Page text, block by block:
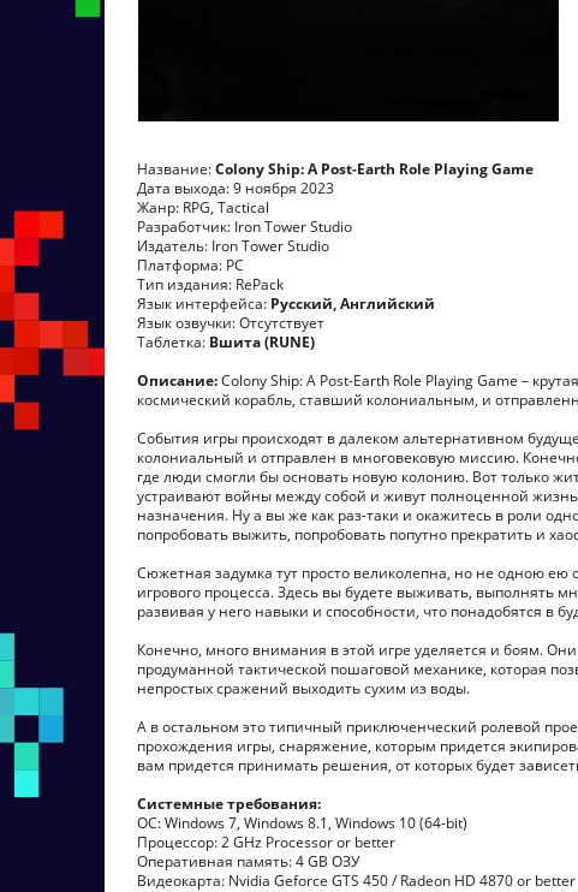
Название:Colony Ship: A Post-Earth Role Playing Game
Дата выхода: 9 ноября 2023
Жанр: RPG, Tactical
Разработчик: Iron Tower Studio
Издатель: Iron Tower Studio
Платформа: PC
Тип издания: RePack
Язык интерфейса: Русский, Английский
Язык озвучки: Отсутствует
Таблетка: Вшита (RUNE)
Описание:Colony Ship: A Post-Earth Role Playing Game –
космический корабль, ставший колониальным, и
События игры происходят в далеком альтернативном
колониальный и отправлен в многовековую миссию.
где люди смогли бы основать новую колонию. Вот только
устраивают войны между собой и живут полноценной
назначения. Ну а вы же как раз-таки и окажитесь в роли
попробовать выжить, попробовать попутно прекратить и
Сюжетная задумка тут просто великолепна, но не одною ею
игрового процесса. Здесь вы будете выживать, выполнять
развивая у него навыки и способности, что понадобятся в
Конечно, много внимания в этой игре уделяется и боям.
продуманной тактической пошаговой механике, которая
непростых сражений выходить сухим из воды.
А в остальном это типичный приключенческий ролевой
прохождения игры, снаряжение, которым придется
вам придется принимать решения, от которых будет
Системные требования:
ОС: Windows 7, Windows 8.1, Windows 10 (64-bit)
Процессор: 2 GHz Processor or better
Оперативная память: 4 GB ОЗУ
Видеокарта: Nvidia Geforce GTS 450 / Radeon HD 4870 or better